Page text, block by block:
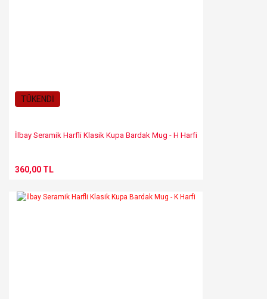
TÜKENDİ
İlbay Seramik Harfli Klasik Kupa Bardak Mug - H Harfi
360,00 TL